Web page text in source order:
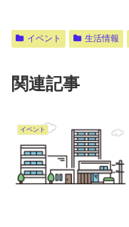
イベント 生活情報
関連記事
イベント